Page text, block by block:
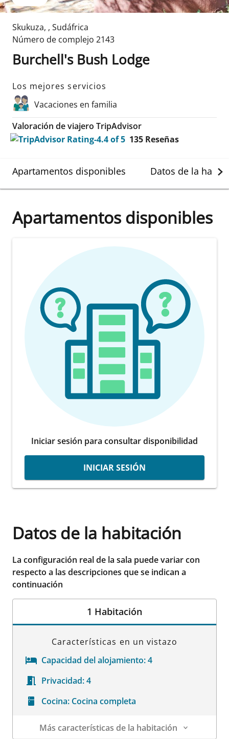
Skukuza, , Sudáfrica
Número de complejo 2143
Burchell's Bush Lodge
Los mejores servicios
Vacaciones en familia
Valoración de viajero TripAdvisor
135 Reseñas
Apartamentos disponibles Datos de la
Apartamentos disponibles
Iniciar sesión para consultar disponibilidad
INICIAR SESIÓN
Datos de la habitación
La configuración real de la sala puede variar con
respecto a las descripciones que se indican a
continuación
1 Habitación
Características en un vistazo
Capacidad del alojamiento:4
Privacidad:4
Cocina: Cocina completa
Más características de la habitación